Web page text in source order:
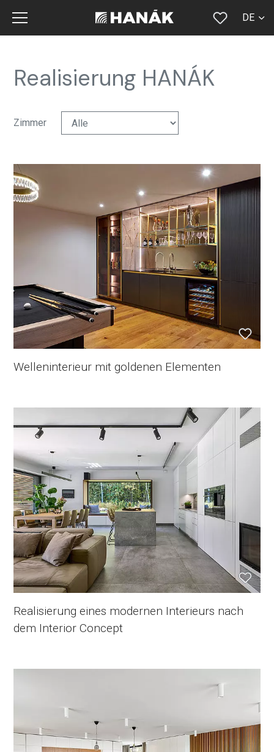
DE
Realisierung HANÁK
Zimmer
Welleninterieur mit goldenen Elementen
Realisierung eines modernen Interieurs nach
dem Interior Concept